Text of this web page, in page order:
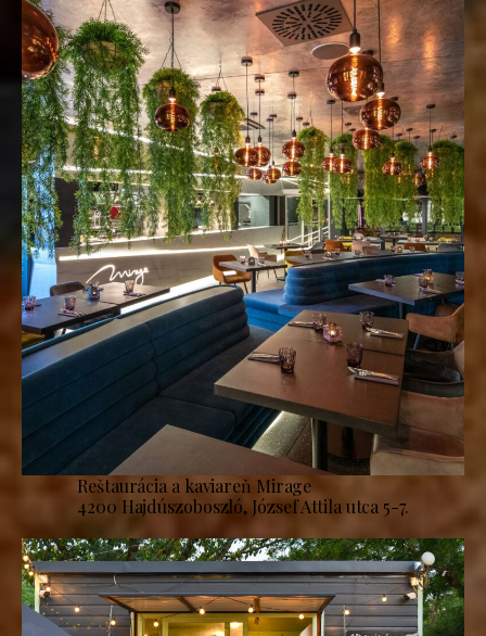
Reštaurácia a kaviareň Mirage
4200 Hajdúszoboszló, József Attila utca 5-7.